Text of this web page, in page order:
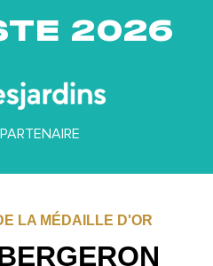
2026
LA MÉDAILLE D'OR